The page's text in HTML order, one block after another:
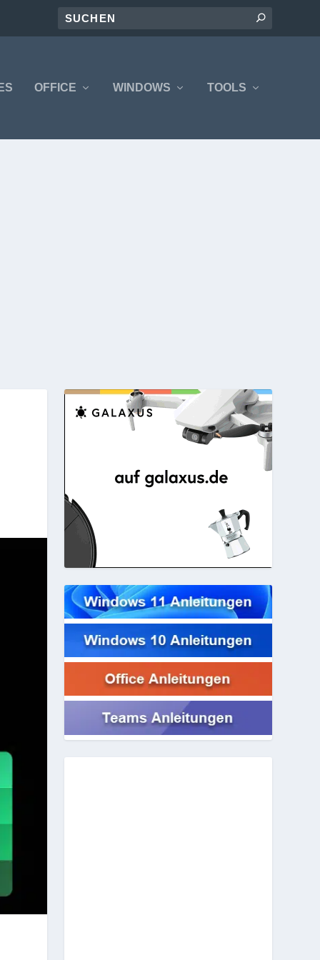
OFFICE WINDOWS TOOLS